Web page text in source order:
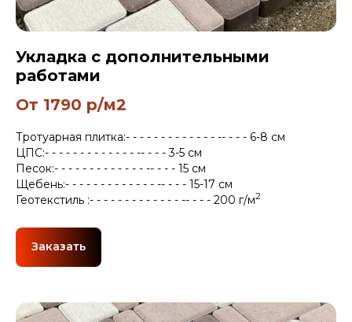
Укладка с дополнительными
работами
От 1790 р/м2
Тротуарная плитка:- - - - - - - - - - - - - -- - - - 6-8 см
ЦПС:- - - - - - - - - - - - - -- - - - 3-5 см
Песок:- - - - - - - - - - - - - -- - - - 15 см
Щебень:- - - - - - - - - - - - - -- - - - 15-17 см
Геотекстиль :- - - - - - - - - - - - - -- - - - 200 г/м2
Заказать